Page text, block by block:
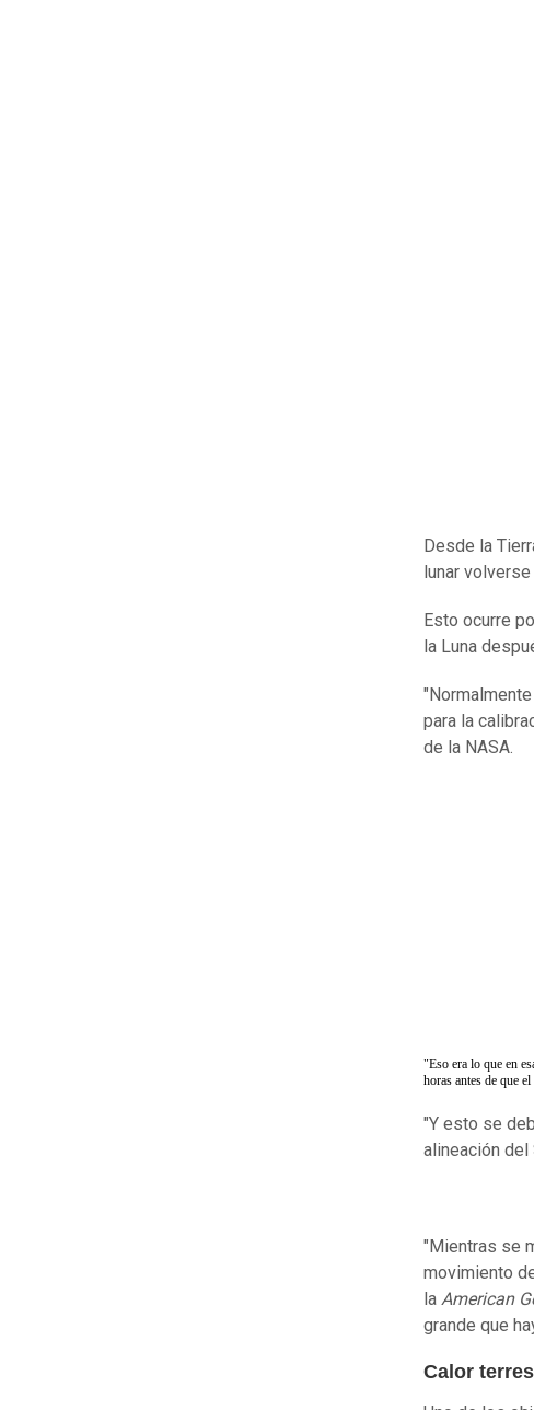
Desde la
lunar volverse
Esto ocurre
la Luna
para la
de la NASA.
"Eso era lo que en
horas antes de que
"Y esto se
alineación del
"Mientras se
movimiento
la American
grande que
Calor